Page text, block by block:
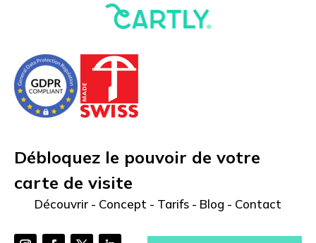
Débloquez le pouvoir de votre
carte de visite
Découvrir - Concept - Tarifs - Blog - Contact